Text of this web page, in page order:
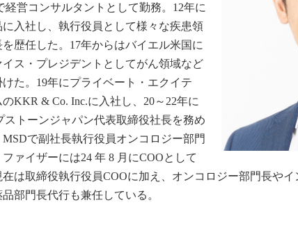
経営コンサルタントとして勤務。12年に
入社し、執行役員として様々な疾患領
歴任した。17年からはバイエル米国に
ス・プレジデントとしてがん領域など
た。19年にプライベート・エクイテ
KKR & Co. Inc.に入社し、20～22年に
ストーンジャパン代表取締役社長を務め
で副社長執行役員オンコロジー部門
ァイザーには24 年 8 月にCOOとして
在は取締役執行役員COOに加え、オンコロジー部門長や
部門長代行も兼任している。